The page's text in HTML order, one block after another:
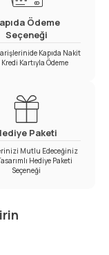
Ödeme
Seçeneği
Kapıda Nakit
Kartıyla Ödeme
Paketi
Mutlu Edeceğiniz
Hediye Paketi
Seçeneği